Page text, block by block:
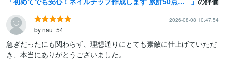
2026-08-08 10:47:54
by nau_54
急ぎだったにも関わらず、理想通りにとても素敵に仕上げていただ
き、本当にありがとうございました。